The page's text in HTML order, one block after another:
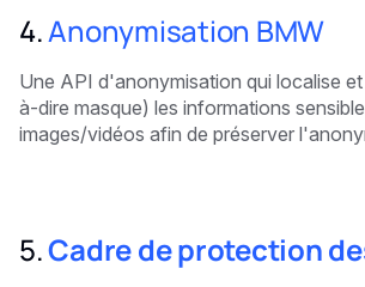
4.Anonymisation BMW
Une API d'anonymisation qui localise
à-dire masque) les informations
images/vidéos afin de préserver
5.Cadre de protection